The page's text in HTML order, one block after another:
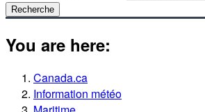
Recherche
You are here:
Canada.ca
Information météo